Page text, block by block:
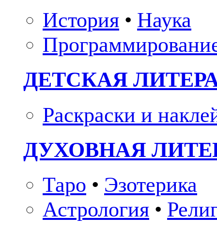
История • Наука
ДЕТСКАЯ
Раскраски и
ДУХОВНАЯ
Таро • Эзотерика
Астрология •